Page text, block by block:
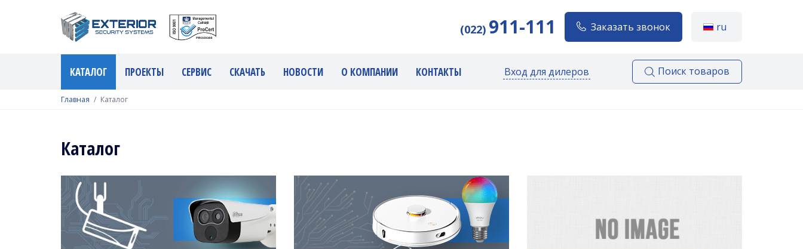
(022) 911-111 Заказать звонок ru
КАТАЛОГ ПРОЕКТЫ СЕРВИС СКАЧАТЬ НОВОСТИ О КОМПАНИИ КОНТАКТЫ Вход для дилеров Поиск товаров
Главная Каталог
Каталог